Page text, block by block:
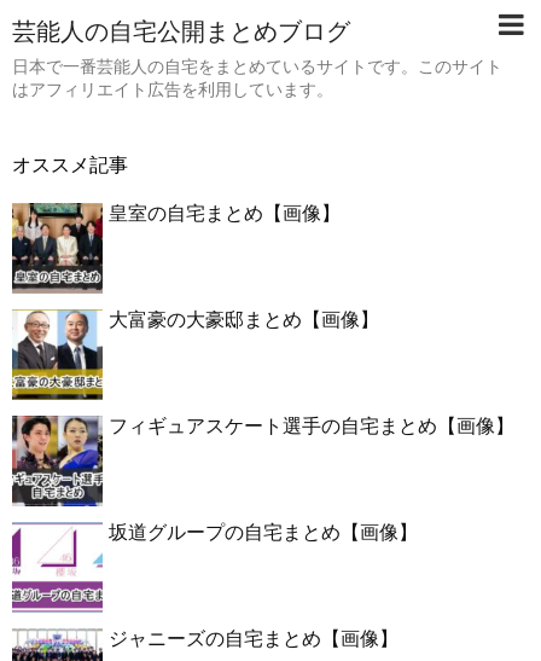
芸能人の自宅公開まとめブログ
日本で一番芸能人の自宅をまとめているサイトです。このサイト
はアフィリエイト広告を利用しています。
オススメ記事
皇室の自宅まとめ【画像】
大富豪の大豪邸まとめ【画像】
フィギュアスケート選手の自宅まとめ【画像】
坂道グループの自宅まとめ【画像】
ジャニーズの自宅まとめ【画像】